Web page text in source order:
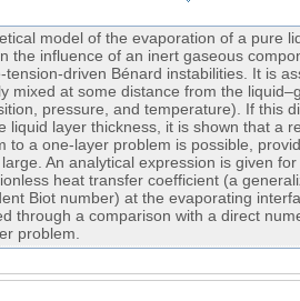
model of the evaporation of a pure
the influence of an inert gaseous
tension-driven Bénard instabilities. It is
mixed at some distance from the
pressure, and temperature). If this
liquid layer thickness, it is shown that a
to a one-layer problem is possible,
An analytical expression is given
heat transfer coefficient (a
Biot number) at the evaporating
through a comparison with a direct
problem.